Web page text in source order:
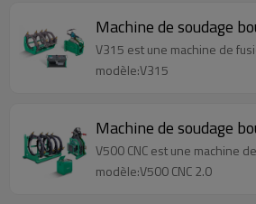
Machine de soudage
V315 est une machine de
modèle:V315
Machine de soudage
V500 CNC est une machine
modèle:V500 CNC 2.0